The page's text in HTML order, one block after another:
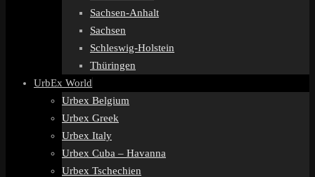
Sachsen-Anhalt
Sachsen
Schleswig-Holstein
Thüringen
UrbEx World
Urbex Belgium
Urbex Greek
Urbex Italy
Urbex Cuba – Havanna
Urbex Tschechien